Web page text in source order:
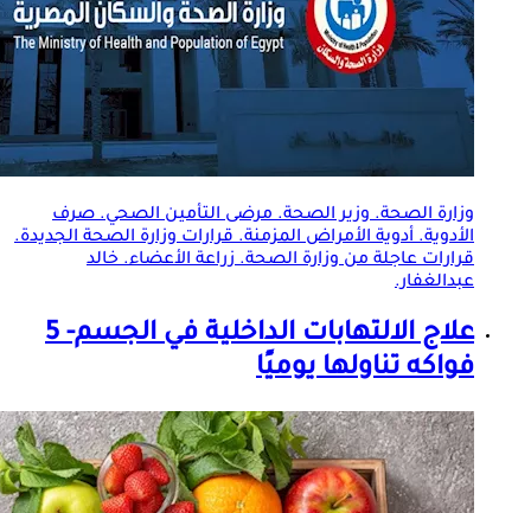
وزارة الصحة. وزير الصحة. مرضى التأمين الصحي. صرف
الأدوية. أدويةالأمراض المزمنة. قرارات وزارة الصحة الجديدة.
قرارات عاجلة من وزارة الصحة. زراعة الأعضاء. خالد
عبدالغفار.
علاج الالتهابات الداخلية في الجسم- 5
فواكه تناولها يوميًا